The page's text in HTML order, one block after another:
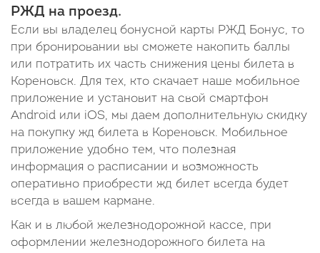
РЖД на проезд.
Если вы владелец бонусной карты РЖД Бонус, то
при бронировании вы сможете накопить баллы
или потратить их часть снижения цены билета в
Кореновск. Для тех, кто скачает наше мобильное
приложение и установит на свой смартфон
Android или iOS, мы даем дополнительную скидку
на покупку жд билета в Кореновск. Мобильное
приложение удобно тем, что полезная
информация о расписании и возможность
оперативно приобрести жд билет всегда будет
всегда в вашем кармане.
Как и в любой железнодорожной кассе, при
оформлении железнодорожного билета на